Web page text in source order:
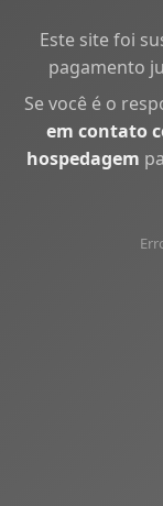
Este site foi
pagamento
Se você é o
em contato
hospedagem